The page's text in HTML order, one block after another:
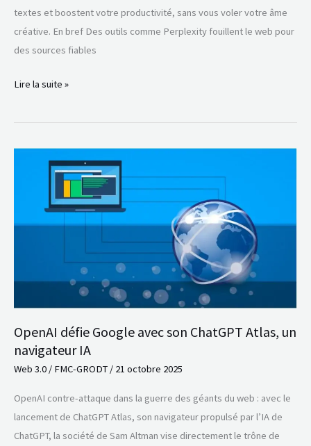
textes et boostent votre productivité, sans vous voler votre âme
créative. En bref Des outils comme Perplexity fouillent le web pour
des sources fiables
Lire la suite »
OpenAI défie Google avec son ChatGPT Atlas, un
navigateur IA
Web 3.0 / FMC-GRODT / 21 octobre 2025
OpenAI contre-attaque dans la guerre des géants du web : avec le
lancement de ChatGPT Atlas, son navigateur propulsé par l’IA de
ChatGPT, la société de Sam Altman vise directement le trône de
navigateur
IA